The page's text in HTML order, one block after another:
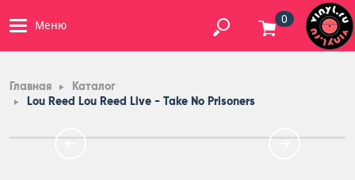
Меню 0
Главная
Каталог
Lou Reed Lou Reed Live - Take No Prisoners